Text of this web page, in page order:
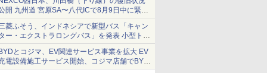
開 九州道 宮原SA〜八代ICで8月9日中に緊急
両を通行可能に
菱ふそう、インドネシアで新型バス「キャン
ー・エクストラロングバス」を発表 小型トラ
クベースの観光・旅客輸送向けバス
BYDとコジマ、EV関連サービス事業を拡大 EV
電設備施工サービス開始、コジマ店舗でBYD
の展示・試乗イベントを強化